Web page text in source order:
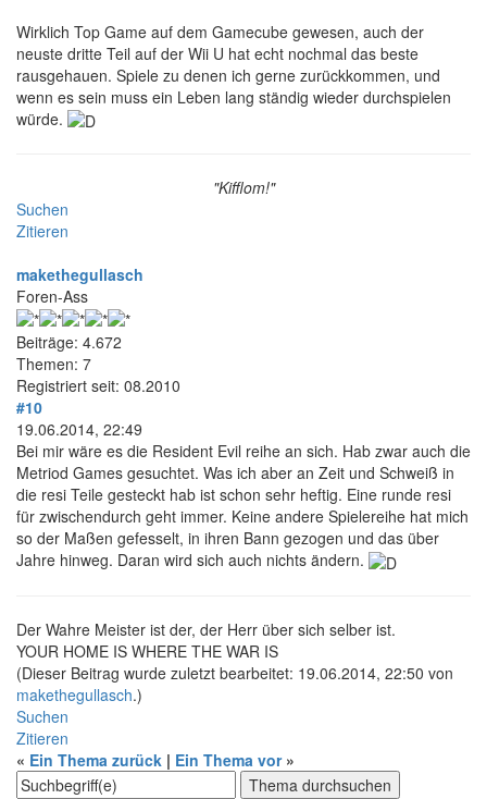
Wirklich Top Game auf dem Gamecube gewesen, auch der
neuste dritte Teil auf der Wii U hat echt nochmal das beste
rausgehauen. Spiele zu denen ich gerne zurückkommen, und
wenn es sein muss ein Leben lang ständig wieder durchspielen
würde.
"Kifflom!"
Suchen
Zitieren
makethegullasch
Foren-Ass
Beiträge: 4.672
Themen: 7
Registriert seit: 08.2010
#10
19.06.2014, 22:49
Bei mir wäre es die Resident Evil reihe an sich. Hab zwar auch die
Metriod Games gesuchtet. Was ich aber an Zeit und Schweiß in
die resi Teile gesteckt hab ist schon sehr heftig. Eine runde resi
für zwischendurch geht immer. Keine andere Spielereihe hat mich
so der Maßen gefesselt, in ihren Bann gezogen und das über
Jahre hinweg. Daran wird sich auch nichts ändern.
Der Wahre Meister ist der, der Herr über sich selber ist.
YOUR HOME IS WHERE THE WAR IS
(Dieser Beitrag wurde zuletzt bearbeitet: 19.06.2014, 22:50 von
makethegullasch.)
Suchen
Zitieren
« Ein Thema zurück | Ein Thema vor»